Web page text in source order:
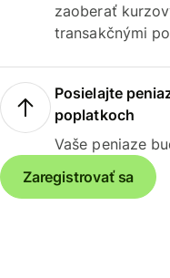
zaoberať
transakčnými
Posielajte
poplatkoch
Vaše peniaze
Zaregistrovať sa